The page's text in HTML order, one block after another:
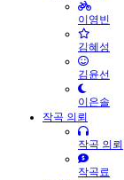
이영빈
김혜성
김윤선
이은솔
작곡 의뢰
작곡 의뢰
작곡료